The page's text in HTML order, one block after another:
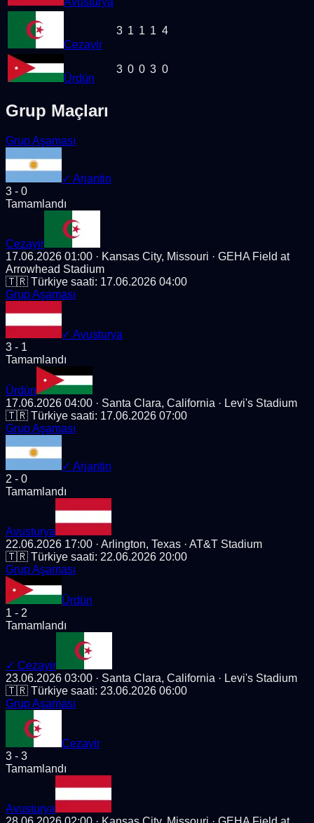
Cezayir
3 1 1 1 4
Ürdün
3 0 0 3 0
Grup Maçları
Grup Aşaması
✓ Arjantin
3 - 0
Tamamlandı
Cezayir
17.06.2026 01:00 · Kansas City, Missouri · GEHA Field at
Arrowhead Stadium
🇹🇷 Türkiye saati: 17.06.2026 04:00
Grup Aşaması
✓ Avusturya
3 - 1
Tamamlandı
Ürdün
17.06.2026 04:00 · Santa Clara, California · Levi's Stadium
🇹🇷 Türkiye saati: 17.06.2026 07:00
Grup Aşaması
✓ Arjantin
2 - 0
Tamamlandı
Avusturya
22.06.2026 17:00 · Arlington, Texas · AT&T Stadium
🇹🇷 Türkiye saati: 22.06.2026 20:00
Grup Aşaması
Ürdün
1 - 2
Tamamlandı
✓ Cezayir
23.06.2026 03:00 · Santa Clara, California · Levi's Stadium
🇹🇷 Türkiye saati: 23.06.2026 06:00
Grup Aşaması
Cezayir
3 - 3
Tamamlandı
Avusturya